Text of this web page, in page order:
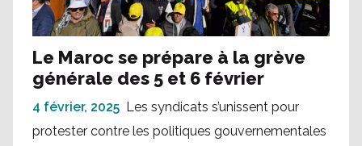
Le Maroc se prépare à la grève
générale des 5 et 6 février
4 février, 2025 Les syndicats s’unissent pour
protester contre les politiques gouvernementales